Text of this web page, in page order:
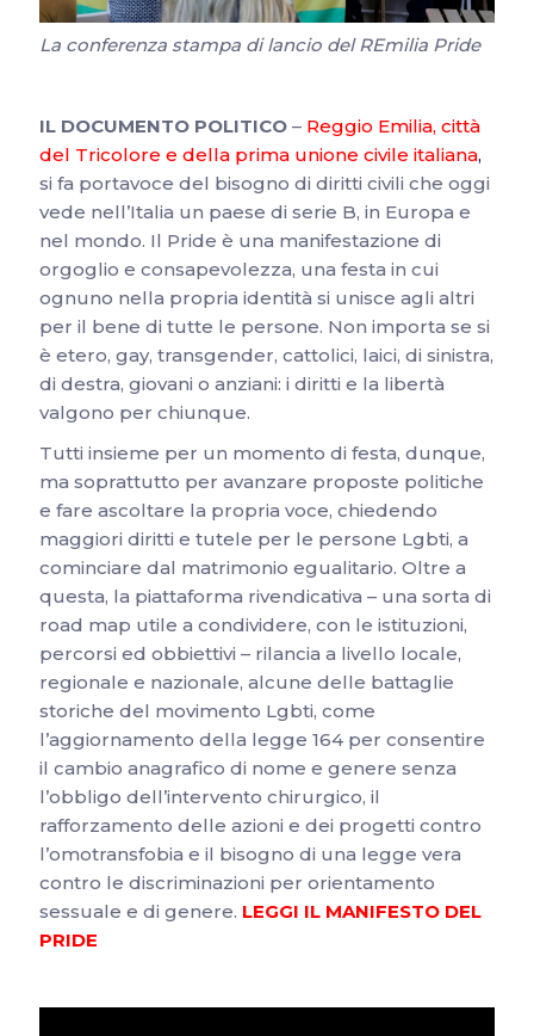
La conferenza stampa di lancio del REmilia Pride
IL DOCUMENTO POLITICO – Reggio Emilia, città
del Tricolore e della prima unione civile italiana,
si fa portavoce del bisogno di diritti civili che oggi
vede nell’Italia un paese di serie B, in Europa e
nel mondo. Il Pride è una manifestazione di
orgoglio e consapevolezza, una festa in cui
ognuno nella propria identità si unisce agli altri
per il bene di tutte le persone. Non importa se si
è etero, gay, transgender, cattolici, laici, di sinistra,
di destra, giovani o anziani: i diritti e la libertà
valgono per chiunque.
Tutti insieme per un momento di festa, dunque,
ma soprattutto per avanzare proposte politiche
e fare ascoltare la propria voce, chiedendo
maggiori diritti e tutele per le persone Lgbti, a
cominciare dal matrimonio egualitario. Oltre a
questa, la piattaforma rivendicativa – una sorta di
road map utile a condividere, con le istituzioni,
percorsi ed obbiettivi – rilancia a livello locale,
regionale e nazionale, alcune delle battaglie
storiche del movimento Lgbti, come
l’aggiornamento della legge 164 per consentire
il cambio anagrafico di nome e genere senza
l’obbligo dell’intervento chirurgico, il
rafforzamento delle azioni e dei progetti contro
l’omotransfobia e il bisogno di una legge vera
contro le discriminazioni per orientamento
sessuale e di genere. LEGGI IL MANIFESTO DEL
PRIDE